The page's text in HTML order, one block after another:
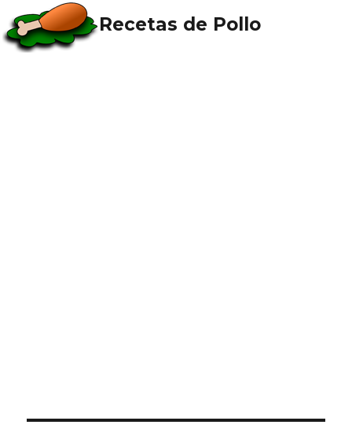
Recetas de Pollo